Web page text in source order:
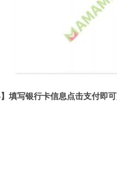
】填写银行卡信息点击支付即